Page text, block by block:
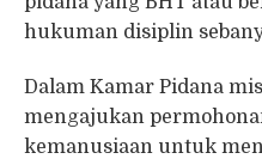
hukuman disiplin
Dalam Kamar Pidana
mengajukan
kemanusiaan untuk